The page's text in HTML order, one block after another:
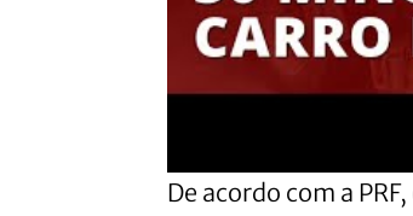
De acordo com a